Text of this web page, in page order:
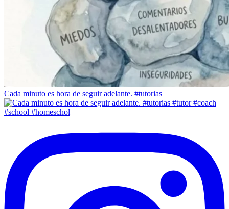
Cada minuto es hora de seguir adelante. #tutorias